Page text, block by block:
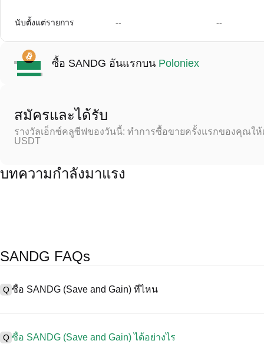
นับตั้งแต่รายการ -- --
ซื้อ SANDG อันแรกบน Poloniex
สมัครและได้รับ
รางวัลเอ็กซ์คลูซีฟของวันนี้: ทำการซื้อขายครั้งแรกของคุณใ
USDT
บทความกำลังมาแรง
SANDG FAQs
Q ซื้อ SANDG (Save and Gain) ที่ไหน
อร์เฟซที่ใช้งานง่าย สภาพคล่องสูง และเครื่องมือการซื้อขายที่หลากห
Q ซื้อ SANDG (Save and Gain) ได้อย่างไร